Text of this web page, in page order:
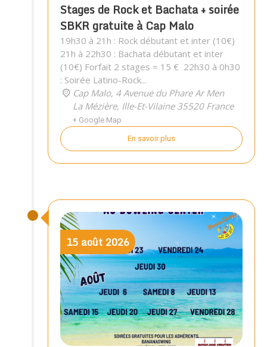
Stages de Rock et Bachata + soirée
SBKR gratuite à Cap Malo
19h30 à 21h : Rock débutant et inter (10€)
21h à 22h30 : Bachata débutant et inter
(10€) Forfait 2 stages = 15 € 22h30 à 0h30
: Soirée Latino-Rock...
Cap Malo, 4 Avenue du Phare Ar Men
La Mézière, Ille-Et-Vilaine 35520 France
+ Google Map
En savoir plus
15 août 2026